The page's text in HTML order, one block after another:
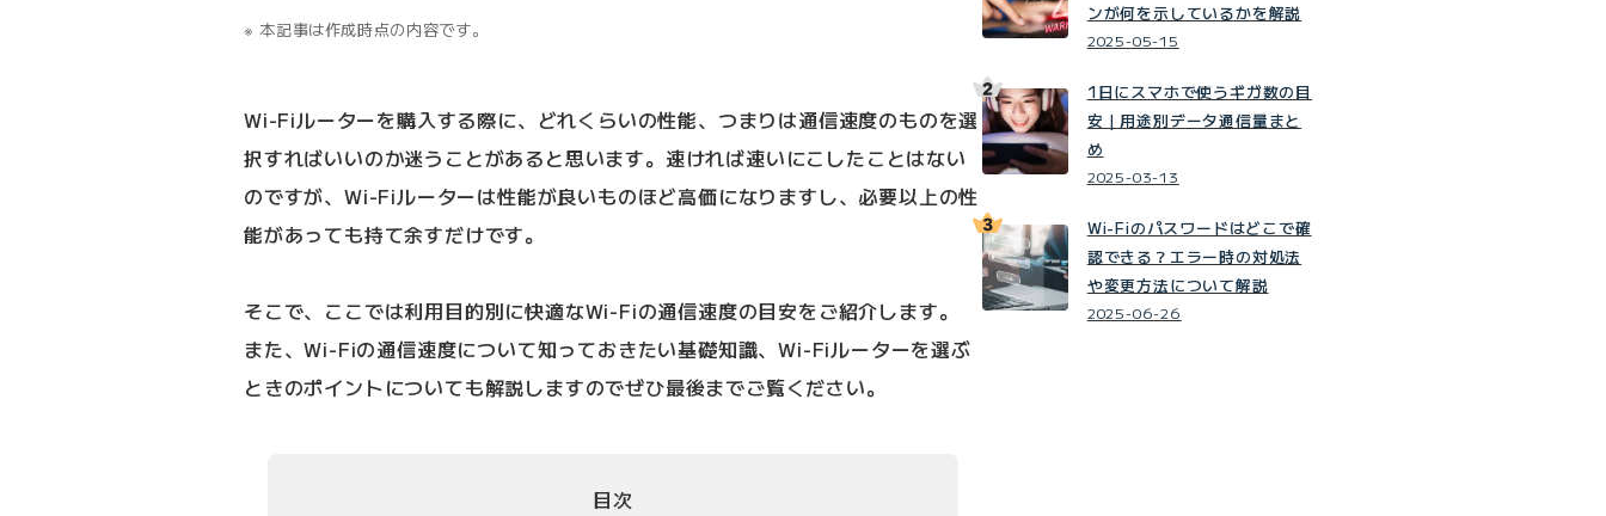
本記事は作成時点の内容です。
Wi-Fiルーターを購入する際に、どれくらいの性能、つまりは通信速度のものを選
択すればいいのか迷うことがあると思います。速ければ速いにこしたことはない
のですが、Wi-Fiルーターは性能が良いものほど高価になりますし、必要以上の性
能があっても持て余すだけです。
そこで、ここでは利用目的別に快適なWi-Fiの通信速度の目安をご紹介します。
また、Wi-Fiの通信速度について知っておきたい基礎知識、Wi-Fiルーターを選ぶ
ときのポイントについても解説しますのでぜひ最後までご覧ください。
目次
ンが何を示しているかを解説
2025-05-15
1日にスマホで使うギガ数の目
安｜用途別データ通信量まと
め
2025-03-13
Wi-Fiのパスワードはどこで確
認できる？エラー時の対処法
や変更方法について解説
2025-06-26